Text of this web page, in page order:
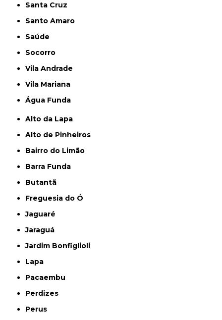
Santa Cruz
Santo Amaro
Saúde
Socorro
Vila Andrade
Vila Mariana
Água Funda
Alto da Lapa
Alto de Pinheiros
Bairro do Limão
Barra Funda
Butantã
Freguesia do Ó
Jaguaré
Jaraguá
Jardim Bonfiglioli
Lapa
Pacaembu
Perdizes
Perus